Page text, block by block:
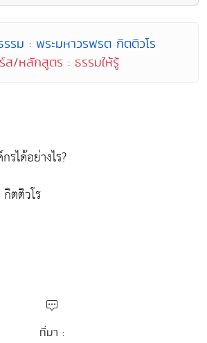
รม : พระมหาวรพรต กิตติวโร
ส/หลักสูตร : ธรรมให้รู้
ได้อย่างไร?
ตติวโร
ที่มา :